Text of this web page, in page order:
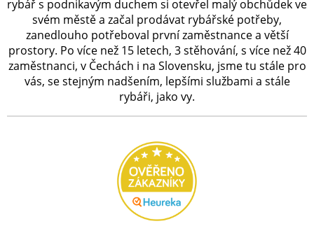
rybář s podnikavým duchem si otevřel malý obchůdek ve
svém městě a začal prodávat rybářské potřeby,
zanedlouho potřeboval první zaměstnance a větší
prostory. Po více než 15 letech, 3 stěhování, s více než 40
zaměstnanci, v Čechách i na Slovensku, jsme tu stále pro
vás, se stejným nadšením, lepšími službami a stále
rybáři, jako vy.